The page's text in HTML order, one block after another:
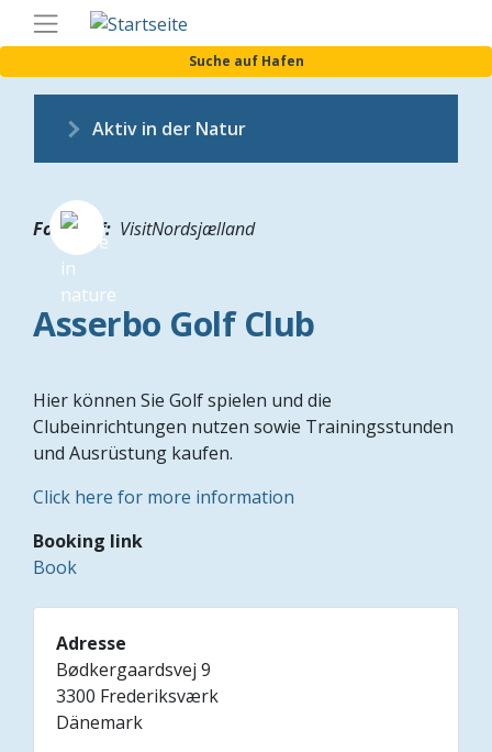
Direkt
zum
Suche auf Hafen
Aktiv in der Natur
Fotograf VisitNordsjælland
Asserbo Golf Club
Hier können Sie Golf spielen und die
Clubeinrichtungen nutzen sowie Trainingsstunden
und Ausrüstung kaufen.
Click here for more information
Booking link
Book
Adresse
Bødkergaardsvej 9
3300 Frederiksværk
Dänemark